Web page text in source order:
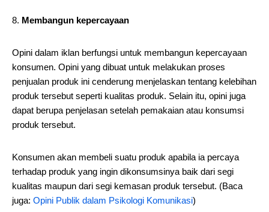
Membangun kepercayaan
Opini dalam iklan berfungsi untuk membangun kepercayaan
konsumen. Opini yang dibuat untuk melakukan proses
penjualan produk ini cenderung menjelaskan tentang kelebihan
produk tersebut seperti kualitas produk. Selain itu, opini juga
dapat berupa penjelasan setelah pemakaian atau konsumsi
produk tersebut.
Konsumen akan membeli suatu produk apabila ia percaya
terhadap produk yang ingin dikonsumsinya baik dari segi
kualitas maupun dari segi kemasan produk tersebut. (Baca
juga: Opini Publik dalam Psikologi Komunikasi)